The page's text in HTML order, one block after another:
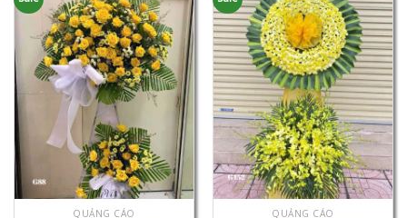
QUẢNG CÁO QUẢNG CÁO